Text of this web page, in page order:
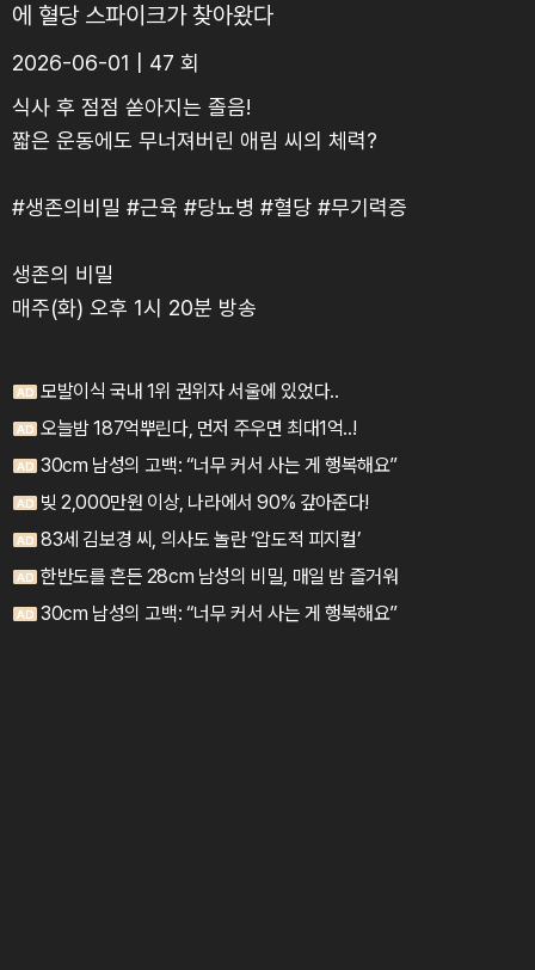
에 혈당 스파이크가 찾아왔다
2026-06-01 | 47 회
식사 후 점점 쏟아지는 졸음!
짧은 운동에도 무너져버린 애림 씨의 체력?
#생존의비밀 #근육 #당뇨병 #혈당 #무기력증
생존의 비밀
매주(화) 오후 1시 20분 방송